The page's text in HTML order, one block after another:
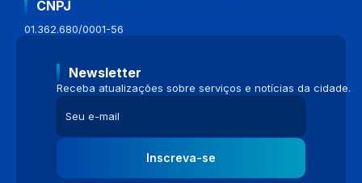
CNPJ
01.362.680/0001-56
Newsletter
Receba atualizações sobre serviços e notícias da cidade.
Inscreva-se